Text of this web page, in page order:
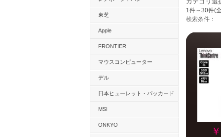
東芝
Apple
FRONTIER
マウスコンピューター
デル
日本ヒューレット・パッカード
MSI
ONKYO
1件～30件(
検索条件：